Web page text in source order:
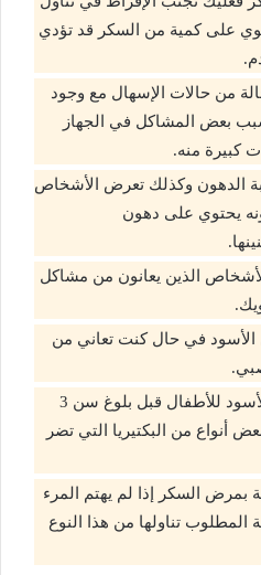
على كمية من السكر قد تؤدي
من حالات الإسهال مع وجود
بعض المشاكل في الجهاز
كبيرة منه.
الدهون وكذلك تعرض الأشخاص
يحتوي على دهون
الذين يعانون من مشاكل
في حال كنت تعاني من
لا ينصح بتقديم العسل الأسود للأطفال قبل بلوغ سن 3
أنواع من البكتيريا التي تضر
بمرض السكر إذا لم يهتم المرء
المطلوب تناولها من هذا النوع